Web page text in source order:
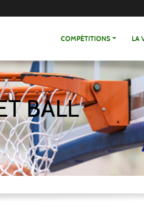
COMPÉTITIONS LA
BALL